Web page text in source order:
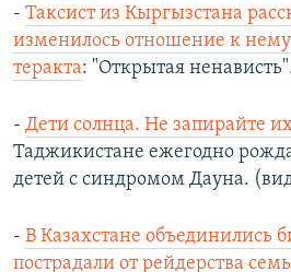
- Таксист из Кыргызстана
изменилось отношение к
теракта: "Открытая
- Дети солнца. Не запирайте
Таджикистане ежегодно
детей с синдромом Дауна.
- В Казахстане объединились
пострадали от рейдерства